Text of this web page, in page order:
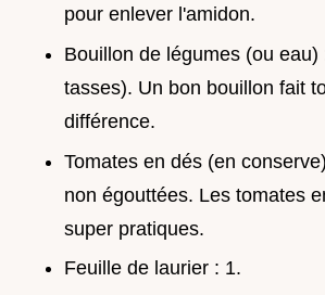
pour enlever l'amidon.
Bouillon de légumes (ou eau)
tasses). Un bon bouillon fait
différence.
Tomates en dés (en
non égouttées. Les tomates
super pratiques.
Feuille de laurier : 1.